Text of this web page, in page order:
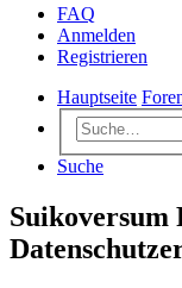
FAQ
Anmelden
Registrieren
Hauptseite
Suche
Suikoversum